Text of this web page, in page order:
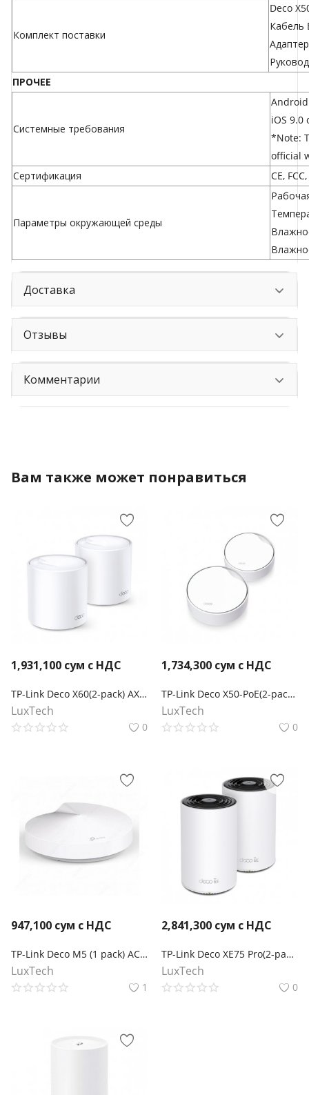
Комплект поставки
Deco
Кабель
ПРОЧЕЕ
Системные требования
iOS 9.0
*Note:
official
Сертификация
CE,
Параметры окружающей среды
Доставка
Отзывы
Комментарии
Вам также может понравиться
1,931,100 сум с НДС
TP-Link Deco X60(2-pack) AX5400 Mesh-система Wi-Fi 6
LuxTech
0
1,734,300 сум с НДС
TP-Link Deco X50-PoE(2-pack) AX3000 Mesh-система Wi-Fi 6 с поддержкой PoE
LuxTech
0
947,100 сум с НДС
TP-Link Deco M5 (1 pack) AC1300 Домашняя Mesh Wi-Fi система
LuxTech
1
2,841,300 сум с НДС
TP-Link Deco XE75 Pro(2-pack) AXE5400 Трехдиапазонная Mesh-система Wi-Fi 6E
LuxTech
0